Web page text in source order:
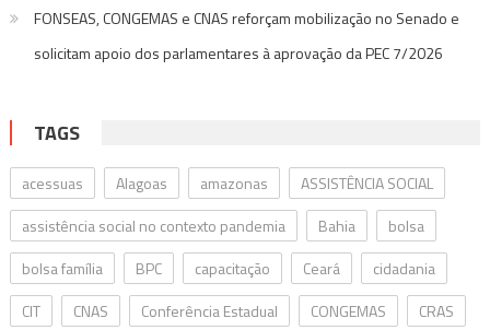
FONSEAS, CONGEMAS e CNAS reforçam mobilização no Senado e
solicitam apoio dos parlamentares à aprovação da PEC 7/2026
TAGS
acessuas Alagoas amazonas
ASSISTÊNCIA SOCIAL
assistência social no contexto pandemia
Bahia
bolsa
bolsa família
BPC capacitação Ceará
cidadania
CIT
CNAS Conferência Estadual CONGEMAS
CRAS